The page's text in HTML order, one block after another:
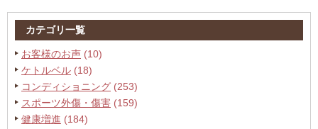
カテゴリ一覧
お客様のお声 (10)
ケトルベル (18)
コンディショニング (253)
スポーツ外傷・傷害 (159)
健康増進 (184)